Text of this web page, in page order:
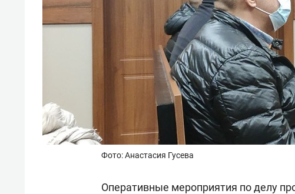
Фото: Анастасия Гусева
Оперативные мероприятия по делу